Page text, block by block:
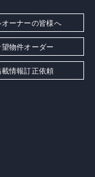
オーナーの皆様へ
望物件オーダー
載情報訂正依頼